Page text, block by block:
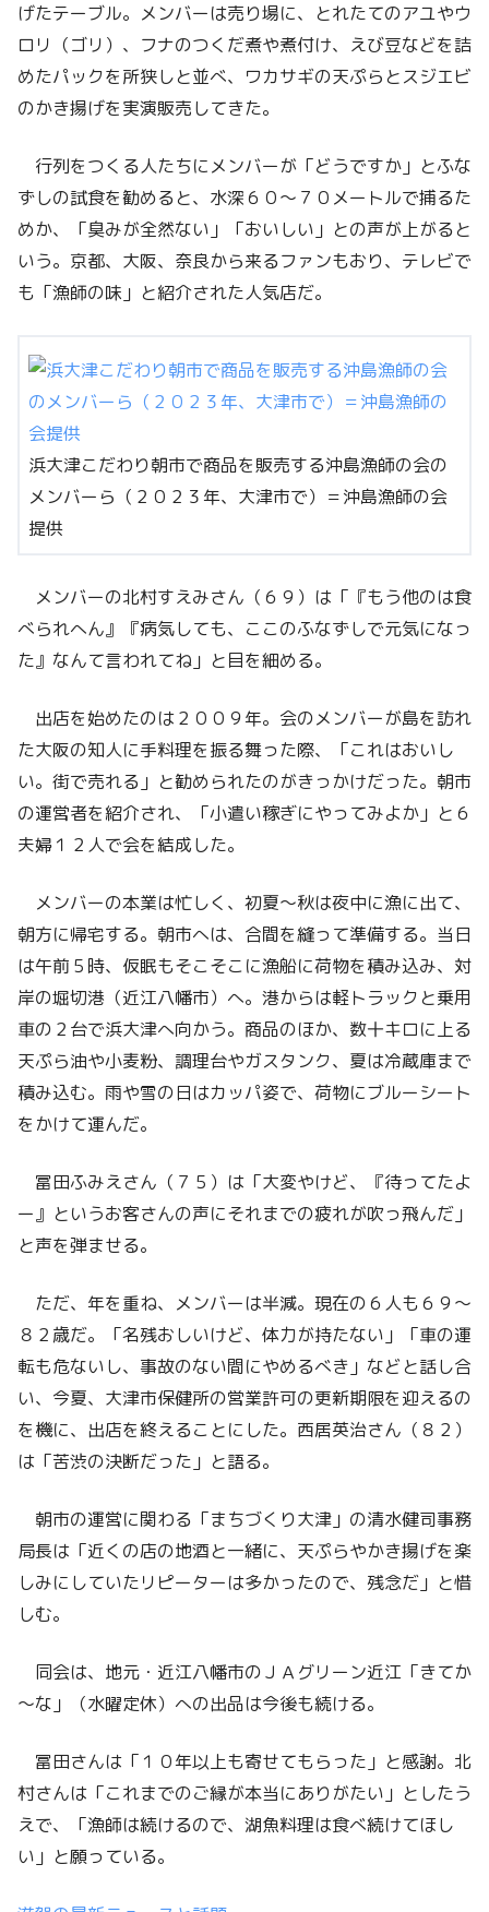
げたテーブル。メンバーは売り場に、とれたてのアユやウ
ロリ（ゴリ）、フナのつくだ煮や煮付け、えび豆などを詰
めたパックを所狭しと並べ、ワカサギの天ぷらとスジエビ
のかき揚げを実演販売してきた。
行列をつくる人たちにメンバーが「どうですか」とふな
ずしの試食を勧めると、水深６０～７０メートルで捕るた
めか、「臭みが全然ない」「おいしい」との声が上がると
いう。京都、大阪、奈良から来るファンもおり、テレビで
も「漁師の味」と紹介された人気店だ。
浜大津こだわり朝市で商品を販売する沖島漁師の会の
メンバーら（２０２３年、大津市で）＝沖島漁師の会
提供
メンバーの北村すえみさん（６９）は「『もう他のは食
べられへん』『病気しても、ここのふなずしで元気になっ
た』なんて言われてね」と目を細める。
出店を始めたのは２００９年。会のメンバーが島を訪れ
た大阪の知人に手料理を振る舞った際、「これはおいし
い。街で売れる」と勧められたのがきっかけだった。朝市
の運営者を紹介され、「小遣い稼ぎにやってみよか」と６
夫婦１２人で会を結成した。
メンバーの本業は忙しく、初夏～秋は夜中に漁に出て、
朝方に帰宅する。朝市へは、合間を縫って準備する。当日
は午前５時、仮眠もそこそこに漁船に荷物を積み込み、対
岸の堀切港（近江八幡市）へ。港からは軽トラックと乗用
車の２台で浜大津へ向かう。商品のほか、数十キロに上る
天ぷら油や小麦粉、調理台やガスタンク、夏は冷蔵庫まで
積み込む。雨や雪の日はカッパ姿で、荷物にブルーシート
をかけて運んだ。
冨田ふみえさん（７５）は「大変やけど、『待ってたよ
ー』というお客さんの声にそれまでの疲れが吹っ飛んだ」
と声を弾ませる。
ただ、年を重ね、メンバーは半減。現在の６人も６９～
８２歳だ。「名残おしいけど、体力が持たない」「車の運
転も危ないし、事故のない間にやめるべき」などと話し合
い、今夏、大津市保健所の営業許可の更新期限を迎えるの
を機に、出店を終えることにした。西居英治さん（８２）
は「苦渋の決断だった」と語る。
朝市の運営に関わる「まちづくり大津」の清水健司事務
局長は「近くの店の地酒と一緒に、天ぷらやかき揚げを楽
しみにしていたリピーターは多かったので、残念だ」と惜
しむ。
同会は、地元・近江八幡市のＪＡグリーン近江「きてか
～な」（水曜定休）への出品は今後も続ける。
冨田さんは「１０年以上も寄せてもらった」と感謝。北
村さんは「これまでのご縁が本当にありがたい」としたう
えで、「漁師は続けるので、湖魚料理は食べ続けてほし
い」と願っている。